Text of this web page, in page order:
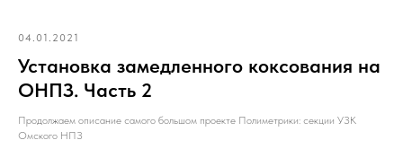
04.01.2021
Установка замедленного коксования на
ОНПЗ. Часть 2
Продолжаем описание самого большом проекте Полиметрики: секции УЗК
Омского НПЗ